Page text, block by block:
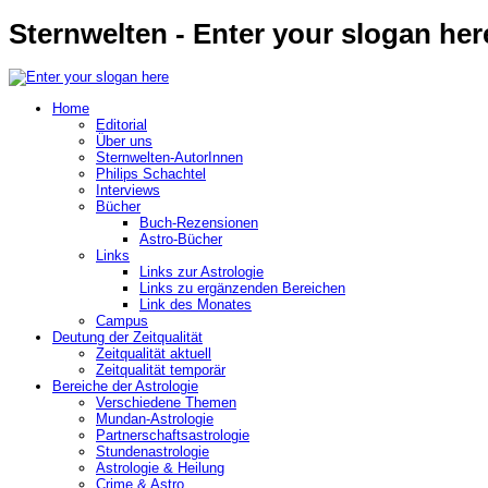
Sternwelten - Enter your slogan
Home
Editorial
Über uns
Sternwelten-AutorInnen
Philips Schachtel
Interviews
Bücher
Buch-Rezensionen
Astro-Bücher
Links
Links zur Astrologie
Links zu ergänzenden Bereichen
Link des Monates
Campus
Deutung der Zeitqualität
Zeitqualität aktuell
Zeitqualität temporär
Bereiche der Astrologie
Verschiedene Themen
Mundan-Astrologie
Partnerschaftsastrologie
Stundenastrologie
Astrologie & Heilung
Crime & Astro